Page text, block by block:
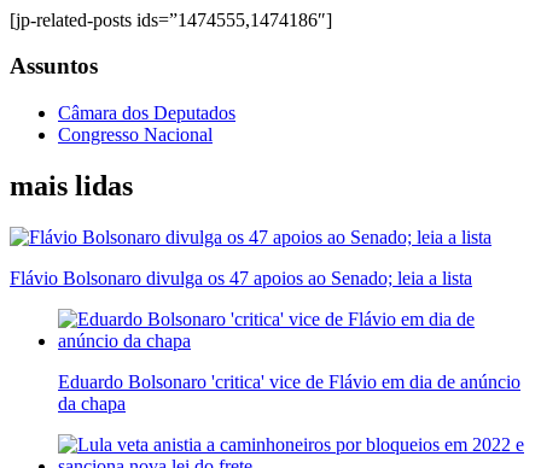
[jp-related-posts ids=”1474555,1474186″]
Assuntos
Câmara dos Deputados
Congresso Nacional
mais lidas
Flávio Bolsonaro divulga os 47 apoios ao Senado; leia a lista
Eduardo Bolsonaro 'critica' vice de Flávio em dia de anúncio
da chapa